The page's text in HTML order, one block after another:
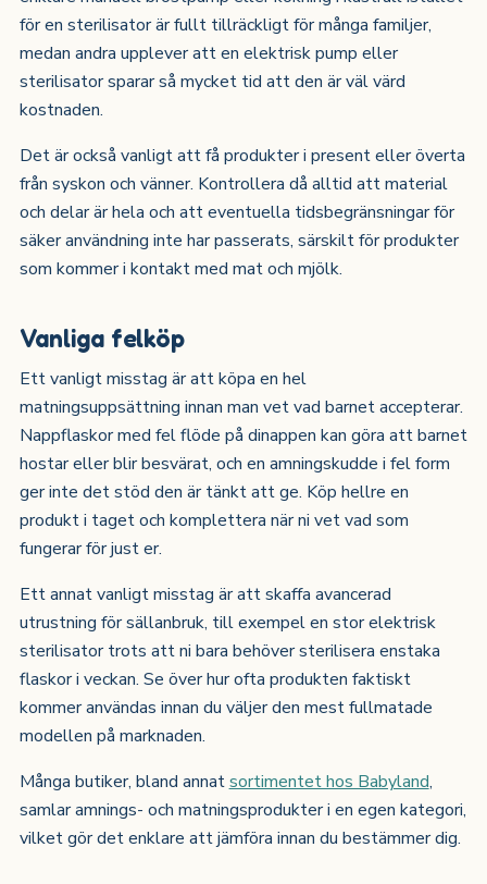
för en sterilisator är fullt tillräckligt för många familjer,
medan andra upplever att en elektrisk pump eller
sterilisator sparar så mycket tid att den är väl värd
kostnaden.
Det är också vanligt att få produkter i present eller överta
från syskon och vänner. Kontrollera då alltid att material
och delar är hela och att eventuella tidsbegränsningar för
säker användning inte har passerats, särskilt för produkter
som kommer i kontakt med mat och mjölk.
Vanliga felköp
Ett vanligt misstag är att köpa en hel
matningsuppsättning innan man vet vad barnet accepterar.
Nappflaskor med fel flöde på dinappen kan göra att barnet
hostar eller blir besvärat, och en amningskudde i fel form
ger inte det stöd den är tänkt att ge. Köp hellre en
produkt i taget och komplettera när ni vet vad som
fungerar för just er.
Ett annat vanligt misstag är att skaffa avancerad
utrustning för sällanbruk, till exempel en stor elektrisk
sterilisator trots att ni bara behöver sterilisera enstaka
flaskor i veckan. Se över hur ofta produkten faktiskt
kommer användas innan du väljer den mest fullmatade
modellen på marknaden.
Många butiker, bland annatsortimentet hos Babyland,
samlar amnings- och matningsprodukter i en egen kategori,
vilket gör det enklare att jämföra innan du bestämmer dig.